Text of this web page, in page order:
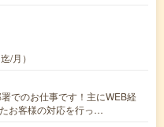
/月）
でのお仕事です！主にWEB経
お客様の対応を行っ…